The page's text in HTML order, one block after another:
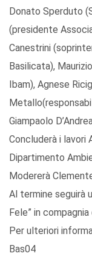
Donato Sperduto
(presidente
Canestrini
Basilicata),
Ibam), Agnese
Giampaolo
Concluderà i lavori
Dipartimento
Modererà
Al termine seguirà
Fele” in
Per ulteriori
Bas04